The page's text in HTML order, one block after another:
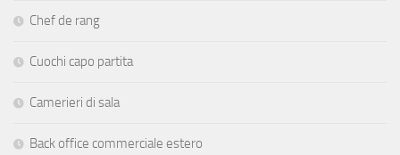
Chef de rang
Cuochi capo partita
Camerieri di sala
Back office commerciale estero